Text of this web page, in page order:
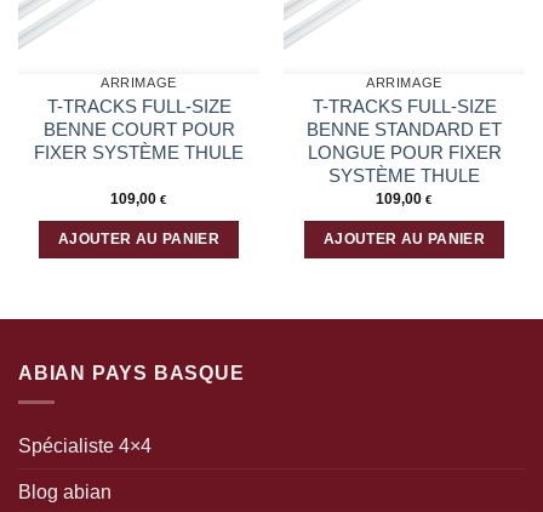
ARRIMAGE
T-TRACKS FULL-SIZE
BENNE COURT POUR
FIXER SYSTÈME THULE
109,00 €
AJOUTER AU PANIER
ARRIMAGE
T-TRACKS FULL-SIZE
BENNE STANDARD ET
LONGUE POUR FIXER
SYSTÈME THULE
109,00 €
AJOUTER AU PANIER
ABIAN PAYS BASQUE
Spécialiste 4×4
Blog abian